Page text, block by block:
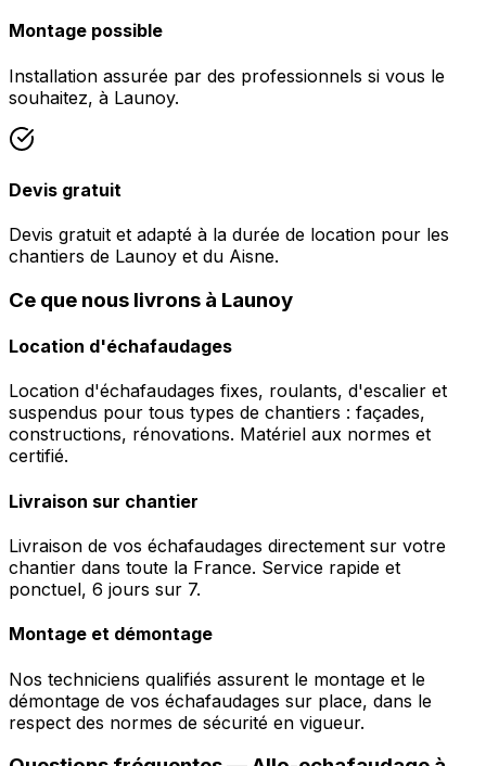
Montage possible
Installation assurée par des professionnels si vous le
souhaitez, à Launoy.
Devis gratuit
Devis gratuit et adapté à la durée de location pour les
chantiers de Launoy et du Aisne.
Ce que nous livrons à Launoy
Location d'échafaudages
Location d'échafaudages fixes, roulants, d'escalier et
suspendus pour tous types de chantiers : façades,
constructions, rénovations. Matériel aux normes et
certifié.
Livraison sur chantier
Livraison de vos échafaudages directement sur votre
chantier dans toute la France. Service rapide et
ponctuel, 6 jours sur 7.
Montage et démontage
Nos techniciens qualifiés assurent le montage et le
démontage de vos échafaudages sur place, dans le
respect des normes de sécurité en vigueur.